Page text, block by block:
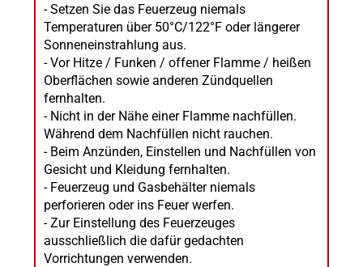
- Setzen Sie das Feuerzeug niemals
Temperaturen über 50°C/122°F oder längerer
Sonneneinstrahlung aus.
- Vor Hitze / Funken / offener Flamme / heißen
Oberflächen sowie anderen Zündquellen
fernhalten.
- Nicht in der Nähe einer Flamme nachfüllen.
Während dem Nachfüllen nicht rauchen.
- Beim Anzünden, Einstellen und Nachfüllen von
Gesicht und Kleidung fernhalten.
- Feuerzeug und Gasbehälter niemals
perforieren oder ins Feuer werfen.
- Zur Einstellung des Feuerzeuges
ausschließlich die dafür gedachten
Vorrichtungen verwenden.